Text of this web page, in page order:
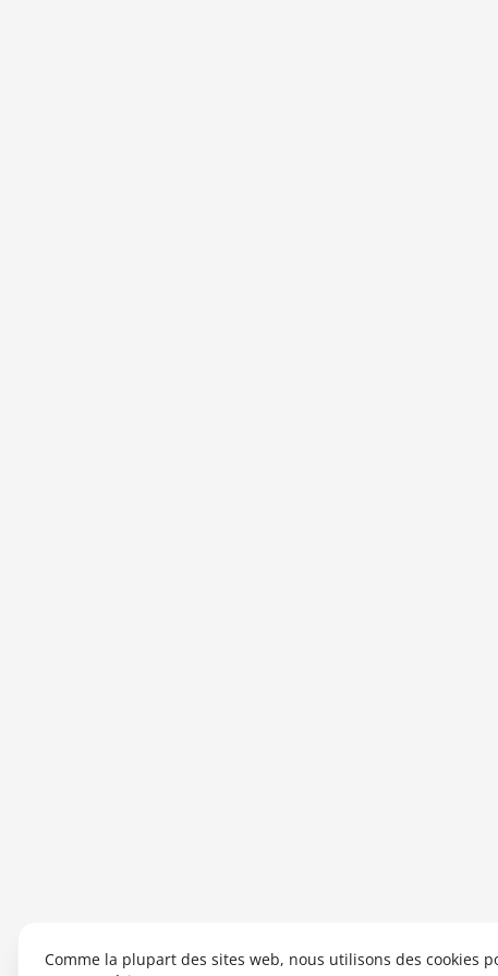
Comme la plupart des sites web, nous utilisons des cookies